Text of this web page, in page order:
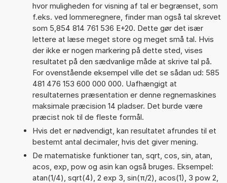
hvor muligheden for visning af tal er begrænset, som
f.eks. ved lommeregnere, finder man også tal skrevet
som 5,854 814 761 536 E+20. Dette gør det især
lettere at læse meget store og meget små tal. Hvis
der ikke er nogen markering på dette sted, vises
resultatet på den sædvanlige måde at skrive tal på.
For ovenstående eksempel ville det se sådan ud: 585
481 476 153 600 000 000. Uafhængigt at
resultaternes præsentation er denne regnemaskines
maksimale præcision 14 pladser. Det burde være
præcist nok til de fleste formål.
Hvis det er nødvendigt, kan resultatet afrundes til et
bestemt antal decimaler, hvis det giver mening.
De matematiske funktioner tan, sqrt, cos, sin, atan,
acos, exp, pow og asin kan også bruges. Eksempel:
atan(1/4), sqrt(4), 2 exp 3, sin(π/2), acos(1), 3 pow 2,